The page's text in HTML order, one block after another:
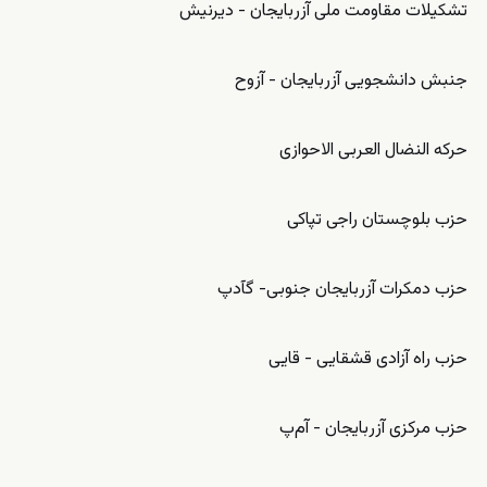
تشکیلات مقاومت ملی آزربایجان - دیرنیش
جنبش دانشجویی آزربایجان - آزوح
حرکه النضال العربی الاحوازی
حزب بلوچستان راجی تپاکی
حزب دمکرات آزربایجان جنوبی- گآدپ
حزب راه آزادی قشقایی - قایی
حزب مرکزی آزربایجان - آم‌پ